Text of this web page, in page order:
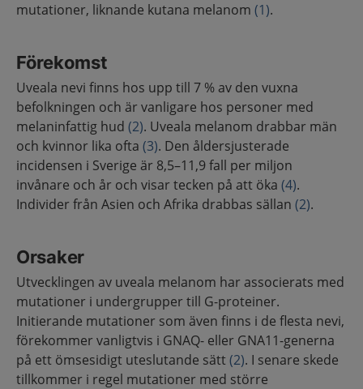
mutationer, liknande kutana melanom (1).
Förekomst
Uveala nevi finns hos upp till 7 % av den vuxna
befolkningen och är vanligare hos personer med
melaninfattig hud (2). Uveala melanom drabbar män
och kvinnor lika ofta (3). Den åldersjusterade
incidensen i Sverige är 8,5–11,9 fall per miljon
invånare och år och visar tecken på att öka (4).
Individer från Asien och Afrika drabbas sällan (2).
Orsaker
Utvecklingen av uveala melanom har associerats med
mutationer i undergrupper till G-proteiner.
Initierande mutationer som även finns i de flesta nevi,
förekommer vanligtvis i GNAQ- eller GNA11-generna
på ett ömsesidigt uteslutande sätt(2). I senare skede
tillkommer i regel mutationer med större